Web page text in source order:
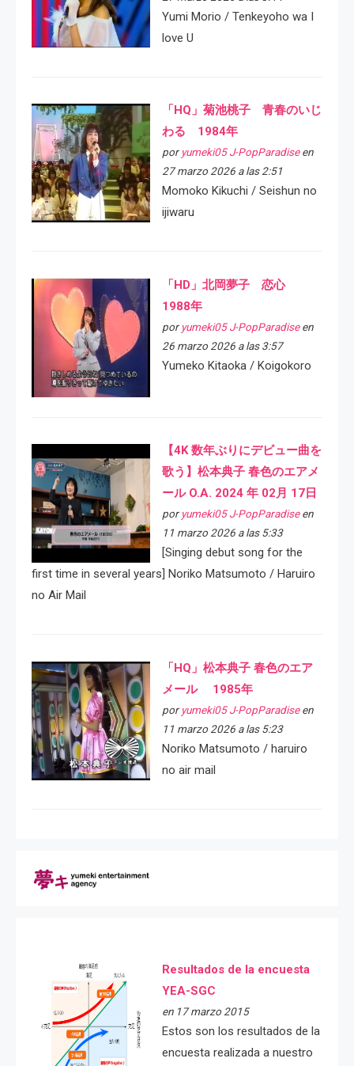
Yumi Morio / Tenkeyoho wa I
love U
「HQ」菊池桃子 青春のいじ
わる 1984年
por yumeki05 J-PopParadiseen
27 marzo 2026 a las 2:51
Momoko Kikuchi / Seishun no
ijiwaru
「HD」北岡夢子 恋心
1988年
por yumeki05 J-PopParadiseen
26 marzo 2026 a las 3:57
Yumeko Kitaoka / Koigokoro
【4K 数年ぶりにデビュー曲を
歌う】松本典子 春色のエアメ
ール O.A. 2024 年 02月 17日
por yumeki05 J-PopParadiseen
11 marzo 2026 a las 5:33
[Singing debut song for the
first time in several years] Noriko Matsumoto / Haruiro
no Air Mail
「HQ」松本典子 春色のエア
メール 1985年
por yumeki05 J-PopParadiseen
11 marzo 2026 a las 5:23
Noriko Matsumoto / haruiro
no air mail
Resultados de la encuesta
YEA-SGC
en 17 marzo 2015
Estos son los resultados de la
encuesta realizada a nuestro